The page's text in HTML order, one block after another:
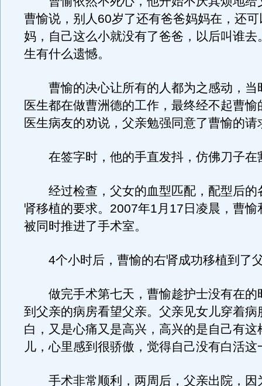
曹愉说，别人60岁了还有爸爸妈妈在，还
妈，自己这么小就没有了爸爸，以后叫谁去
生有什么遗憾。
曹愉的决心让所有的人都为之感动，当
医生都在做曹洲德的工作，最终经不起曹愉
医生病友的劝说，父亲勉强同意了曹愉的请
在签字时，他的手直发抖，仿佛刀子在
经过检查，父女的血型匹配，配型后的
肾移植的要求。2007年1月17日凌晨，曹愉
被同时推进了手术室。
4个小时后，曹愉的右肾成功移植到了
做完手术第七天，曹愉趁护士没有在的
到父亲的病房看望父亲。父亲见女儿穿着病
白，又是心痛又是高兴，高兴的是自己有这
儿，心里感到很骄傲，觉得自己没有白活这
手术非常顺利，两周后，父亲出院，因